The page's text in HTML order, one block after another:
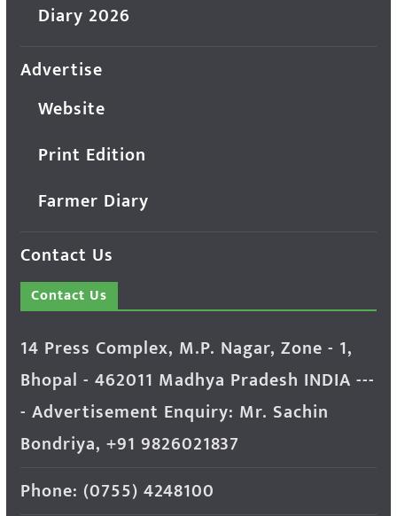
Diary 2026
Advertise
Website
Print Edition
Farmer Diary
Contact Us
Contact Us
14 Press Complex, M.P. Nagar, Zone - 1,
Bhopal - 462011 Madhya Pradesh INDIA ---
- Advertisement Enquiry: Mr. Sachin
Bondriya, +91 9826021837
Phone: (0755) 4248100